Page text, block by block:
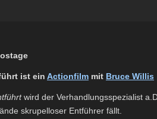
ist ein Actionfilm mit Bruce Willis
wird der Verhandlungsspezialist
skrupelloser Entführer fällt.